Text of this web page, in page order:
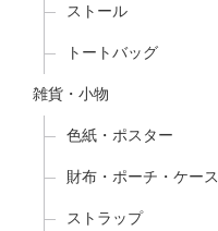
ストール
トートバッグ
雑貨・小物
色紙・ポスター
財布・ポーチ・ケース
ストラップ